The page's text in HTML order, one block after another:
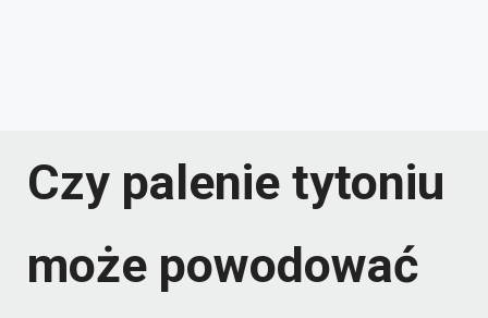
Czy palenie tytoniu
może powodować